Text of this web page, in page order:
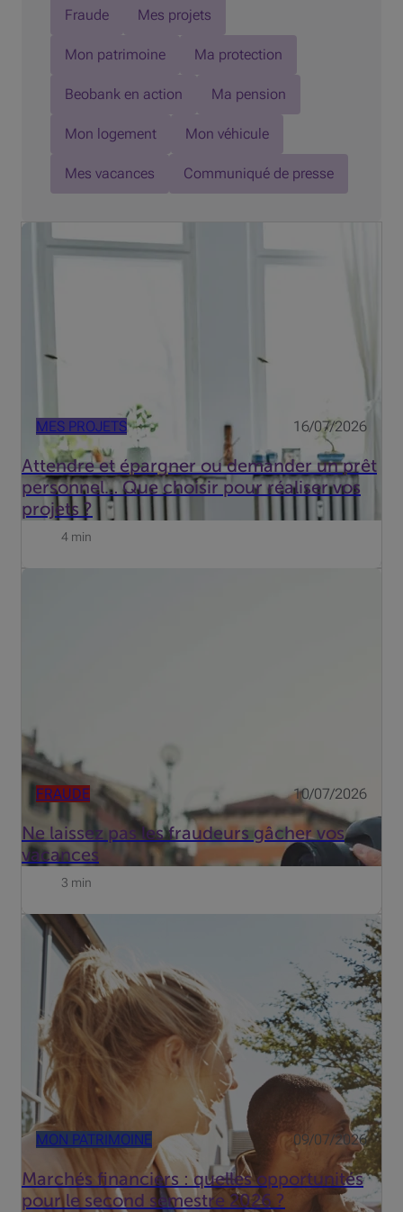
Fraude Mes projets
Mon patrimoine Ma protection
Beobank en action Ma pension
Mon logement Mon véhicule
Mes vacances Communiqué de presse
MES PROJETS 16/07/2026
Attendre et épargner ou demander un prêt
personnel… Que choisir pour réaliser vos
projets ?
Même si vous avez de l'argent de côté, ne serait-il pas
4 min
FRAUDE 10/07/2026
Ne laissez pas les fraudeurs gâcher vos
vacances
3 min
MON PATRIMOINE 09/07/2026
Marchés financiers : quelles opportunités
pour le second semestre 2026 ?
Entre tensions géopolitiques et révolution de l’IA, les
marchés restent résilients. Quels thèmes privilégier au
second semestre ?